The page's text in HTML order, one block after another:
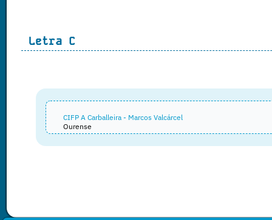
Letra C
CIFP A Carballeira - Marcos Valcárcel
Ourense